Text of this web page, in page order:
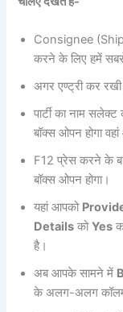
Consignee
करने के लिए हमें
अगर एण्ट्री कर
पार्टी का नाम
बॉक्स ओपन होगा
F12 प्रेस करने के
बॉक्स ओपन होगा।
यहां आपको
Details कोYes
है।
अब आपके सामने में
के अलग-अलग